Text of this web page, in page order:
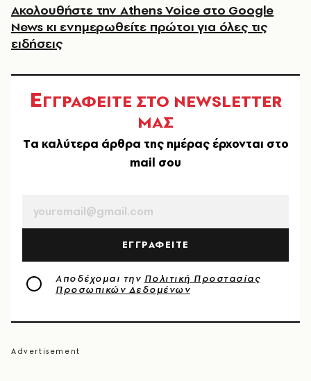
Ακολουθήστε την Athens Voice στο Google
News κι ενημερωθείτε πρώτοι για όλες τις
ειδήσεις
ΕΓΓΡΑΦΕΙΤΕ ΣΤΟ NEWSLETTER
ΜΑΣ
Tα καλύτερα άρθρα της ημέρας έρχονται στο
mail σου
ΕΓΓΡΑΦΕΙΤΕ
Αποδέχομαι την Πολιτική Προστασίας
Προσωπικών Δεδομένων